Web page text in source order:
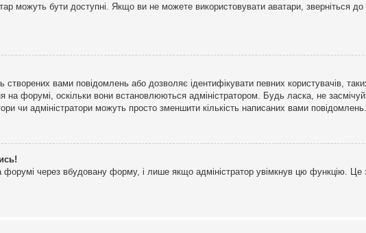
можуть бути доступні. Якщо ви не можете використовувати аватари, зверніться до
вами повідомлень або дозволяє ідентифікувати певних користувачів,
на форумі, оскільки вони встановлюються адміністратором. Будь ласка, не
чи адміністратори можуть просто зменшити кількість написаних вами повідомлень.
форумі через вбудовану форму, і лише якщо адміністратор увімкнув цю функцію.